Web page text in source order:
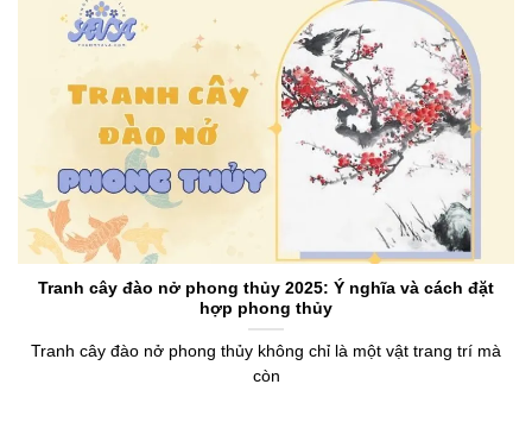
Tranh cây đào nở phong thủy 2025: Ý nghĩa và cách đặt
hợp phong thủy
Tranh cây đào nở phong thủy không chỉ là một vật trang trí mà
còn